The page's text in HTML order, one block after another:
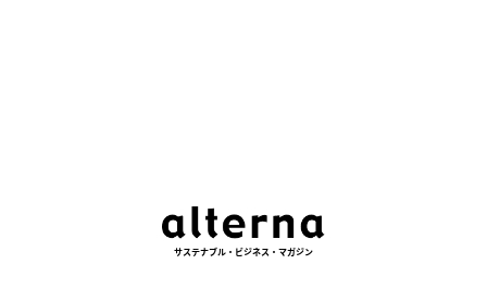
サステナブル・ビジネス・マガジン